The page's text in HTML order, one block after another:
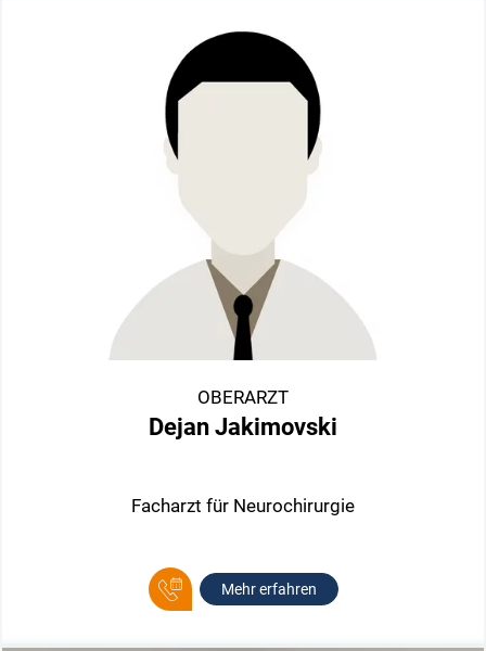
OBERARZT
Dejan Jakimovski
Facharzt für Neurochirurgie
Mehr erfahren